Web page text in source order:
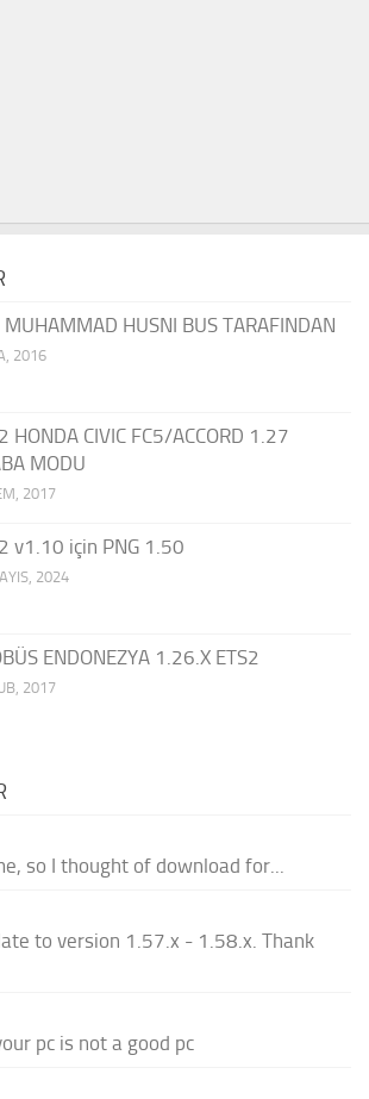
MUHAMMAD HUSNI BUS TARAFINDAN
2016
HONDA CIVIC FC5/ACCORD 1.27
MODU
2017
v1.10 için PNG 1.50
2024
ENDONEZYA 1.26.X ETS2
2017
so I thought of download for...
to version 1.57.x - 1.58.x. Thank
pc is not a good pc